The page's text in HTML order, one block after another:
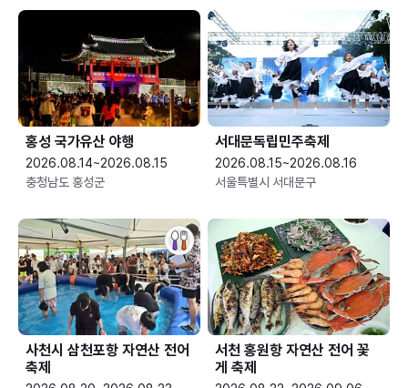
홍성 국가유산 야행
2026.08.14~2026.08.15
충청남도 홍성군
서대문독립민주축제
2026.08.15~2026.08.16
서울특별시 서대문구
사천시 삼천포항 자연산 전어
축제
서천 홍원항 자연산 전어 꽃
게 축제